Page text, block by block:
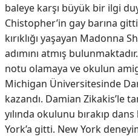
baleye karşı büyük bir ilgi
Chistopher’in gay barına
kırıklığı yaşayan Madonna
adımını atmış
notu olamaya ve okulun
Michigan Üniversitesinde
kazandı. Damian Zikakis’le
yılında okulunu bırakıp
York’a gitti. New York